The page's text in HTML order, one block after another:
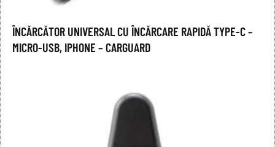
ÎNCĂRCĂTOR UNIVERSAL CU ÎNCĂRCARE RAPIDĂ TYPE-C –
MICRO-USB, IPHONE – CARGUARD